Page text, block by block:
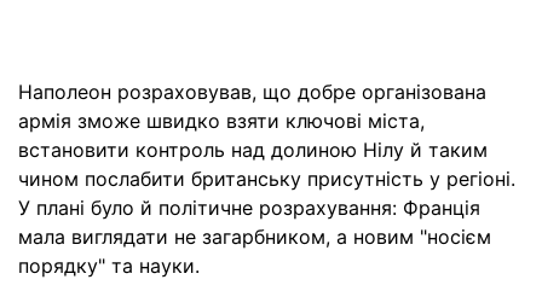
Наполеон розраховував, що добре організована
армія зможе швидко взяти ключові міста,
встановити контроль над долиною Нілу й таким
чином послабити британську присутність у регіоні.
У плані було й політичне розрахування: Франція
мала виглядати не загарбником, а новим "носієм
порядку" та науки.